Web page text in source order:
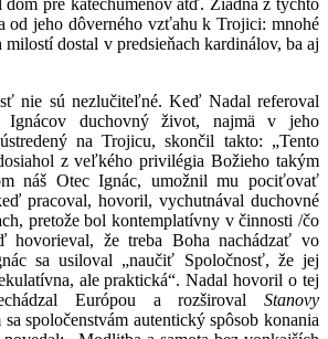
od jeho dôverného vzťahu k Trojici: mnohé
dostal v predsieňach kardinálov, ba aj
nie sú nezlučiteľné. Keď Nadal referoval
duchovný život, najmä v jeho
na Trojicu, skončil takto: „Tento
z veľkého privilégia Božieho takým
náš Otec Ignác, umožnil mu pociťovať
pracoval, hovoril, vychutnával duchovné
pretože bol kontemplatívny v činnosti /čo
hovorieval, že treba Boha nachádzať vo
sa usiloval „naučiť Spoločnosť, že jej
ale praktická“. Nadal hovoril o tej
Európou a rozširoval Stanovy
spoločenstvám autentický spôsob konania